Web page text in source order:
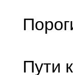
Пути